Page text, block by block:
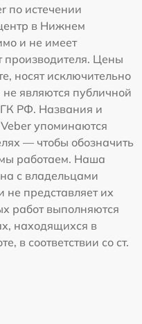
по истечении
в Нижнем
и не имеет
производителя. Цены
носят исключительно
являются публичной
ГК РФ. Названия и
упоминаются
— чтобы обозначить
работаем. Наша
с владельцами
представляет их
работ выполняются
находящихся в
в соответствии со ст.